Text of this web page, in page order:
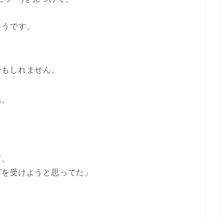
です。
しれません。
受けようと思ってた」